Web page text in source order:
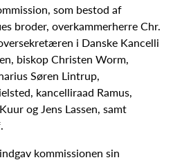
som bestod af
broder, overkammerherre Chr.
i Danske Kancelli
biskop Christen Worm,
Søren Lintrup,
kancelliraad Ramus,
og Jens Lassen, samt
kommissionen sin